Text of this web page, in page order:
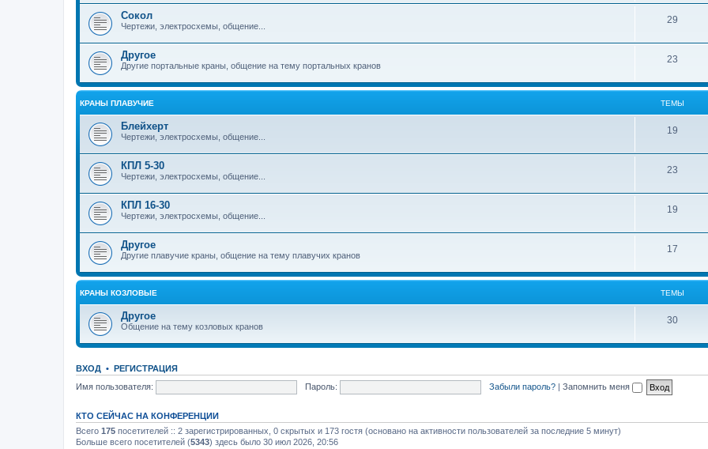
Сокол
Чертежи, электросхемы, общение...
29
Другое
Другие портальные краны, общение на тему портальных кранов
23
КРАНЫ ПЛАВУЧИЕ ТЕМЫ
Блейхерт
Чертежи, электросхемы, общение...
19
КПЛ 5-30
Чертежи, электросхемы, общение...
23
КПЛ 16-30
Чертежи, электросхемы, общение...
19
Другое
Другие плавучие краны, общение на тему плавучих кранов
17
КРАНЫ КОЗЛОВЫЕ ТЕМЫ
Другое
Общение на тему козловых кранов
30
ВХОД • РЕГИСТРАЦИЯ
Имя пользователя:
Пароль: Забыли пароль? | Запомнить меня
КТО СЕЙЧАС НА КОНФЕРЕНЦИИ
Всего 175 посетителей :: 2 зарегистрированных, 0 скрытых и 173 гостя (основано на активности пользователей за последние 5 минут)
Больше всего посетителей (5343) здесь было 30 июл 2026, 20:56